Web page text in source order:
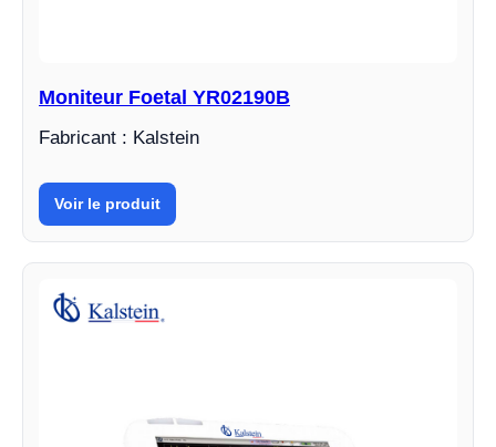
Moniteur Foetal YR02190B
Fabricant : Kalstein
Voir le produit